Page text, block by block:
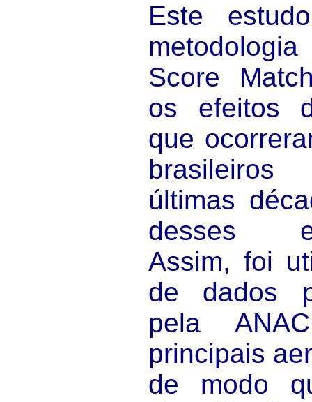
Este
Score
os efeitos
que
últimas
desses
Assim, foi
de dados
pela
principais
de modo